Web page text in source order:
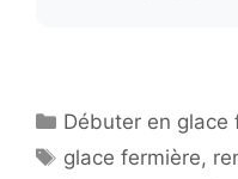
Catégories
Débuter en glace
Étiquettes
glace fermière,